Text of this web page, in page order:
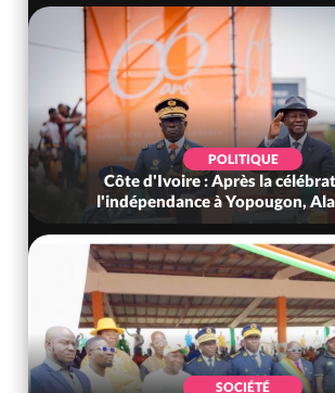
POLITIQUE
Côte d'Ivoire : Après la
l'indépendance à Yopougon,
SOCIÉTÉ